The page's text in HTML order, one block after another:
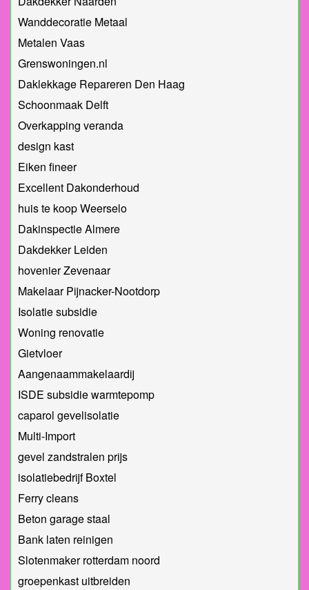
Wanddecoratie Metaal
Metalen Vaas
Grenswoningen.nl
Daklekkage Repareren Den Haag
Schoonmaak Delft
Overkapping veranda
design kast
Eiken fineer
Excellent Dakonderhoud
huis te koop Weerselo
Dakinspectie Almere
Dakdekker Leiden
hovenier Zevenaar
Makelaar Pijnacker-Nootdorp
Isolatie subsidie
Woning renovatie
Gietvloer
Aangenaammakelaardij
ISDE subsidie warmtepomp
caparol gevelisolatie
Multi-Import
gevel zandstralen prijs
isolatiebedrijf Boxtel
Ferry cleans
Beton garage staal
Bank laten reinigen
Slotenmaker rotterdam noord
groepenkast uitbreiden